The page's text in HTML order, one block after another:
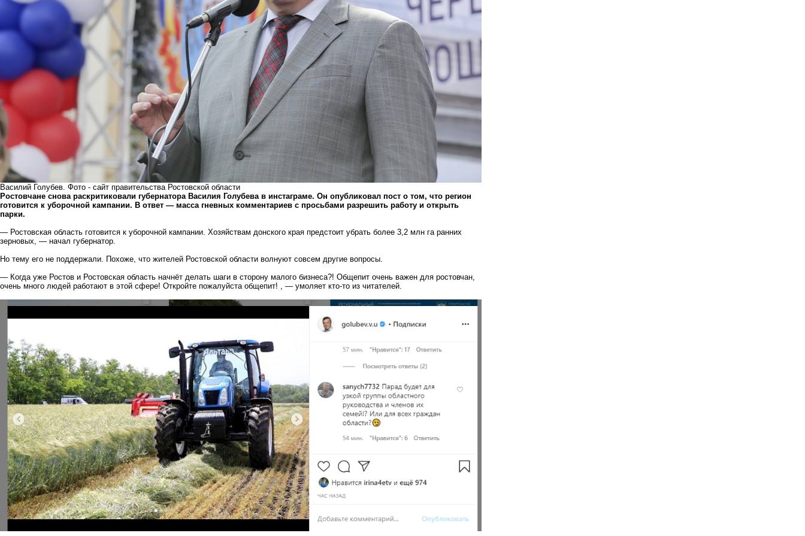
Василий Голубев. Фото - сайт правительства Ростовской области
Ростовчане снова раскритиковали губернатора Василия Голубева в инстаграме. Он опубликовал пост о том, что регион
готовится к уборочной кампании. В ответ — масса гневных комментариев с просьбами разрешить работу и открыть
парки.
— Ростовская область готовится к уборочной кампании. Хозяйствам донского края предстоит убрать более 3,2 млн га ранних
зерновых, — начал губернатор.
Но тему его не поддержали. Похоже, что жителей Ростовской области волнуют совсем другие вопросы.
— Когда уже Ростов и Ростовская область начнёт делать шаги в сторону малого бизнеса?! Общепит очень важен для ростовчан,
очень много людей работают в этой сфере! Откройте пожалуйста общепит! , — умоляет кто-то из читателей.